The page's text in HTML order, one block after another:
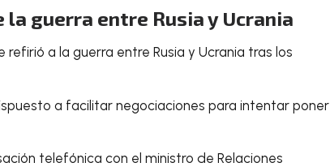
guerra entre Rusia y Ucrania
a la guerra entre Rusia y Ucrania tras los
a facilitar negociaciones para intentar poner
telefónica con el ministro de Relaciones